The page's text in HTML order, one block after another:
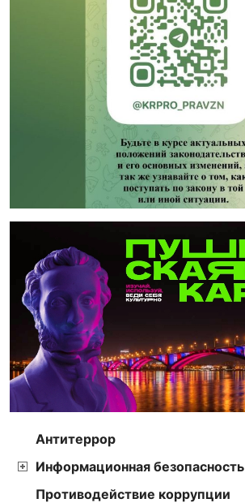
Антитеррор
Информационная безопасность
Противодействие коррупции